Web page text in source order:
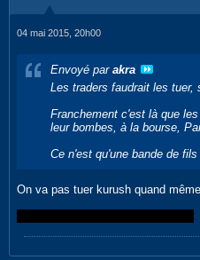
04 mai 2015, 20h00
Envoyé par akra
Les traders faudrait les tuer,
Franchement c'est là que
leur bombes, à la bourse,
Ce n'est qu'une bande de fils
On va pas tuer kurush quand